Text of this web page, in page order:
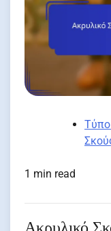
1 min read